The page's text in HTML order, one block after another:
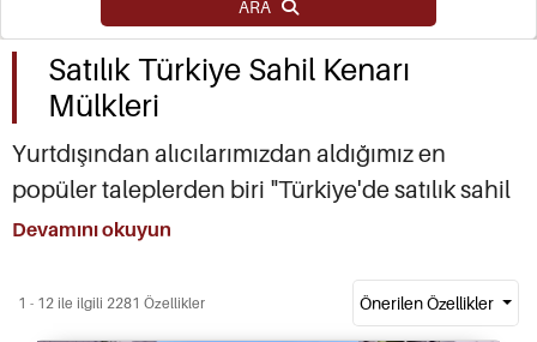
ARA
Satılık Türkiye Sahil Kenarı
Mülkleri
Yurtdışından alıcılarımızdan aldığımız en
popüler taleplerden biri "Türkiye'de satılık sahil
kenarı mülkler" oluyor. Nedenini anlamak kolay:
deniz kenarı mülklerin fiyatları, Akdeniz'in diğer
bölgelerindeki benzer mülklere kıyasla yaklaşık
Devamını okuyun
1 - 12 ile ilgili 2281 Özellikler Önerilen Özellikler